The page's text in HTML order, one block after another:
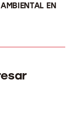
EN